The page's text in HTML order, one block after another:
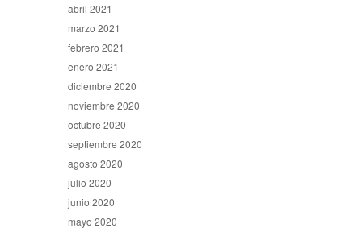
abril 2021
marzo 2021
febrero 2021
enero 2021
diciembre 2020
noviembre 2020
octubre 2020
septiembre 2020
agosto 2020
julio 2020
junio 2020
mayo 2020